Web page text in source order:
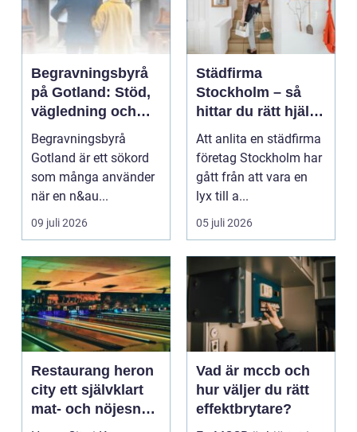
Begravningsbyrå
på Gotland: Stöd,
vägledning och
trygga val
Begravningsbyrå
Gotland är ett sökord
som många använder
när en n&au...
09 juli 2026
Städfirma
Stockholm – så
hittar du rätt hjälp
för hem och
företag
Att anlita en städfirma
företag Stockholm har
gått från att vara en
lyx till a...
05 juli 2026
Restaurang heron
city ett självklart
mat- och nöjesnav
i kungens kurva
Vad är mccb och
hur väljer du rätt
effektbrytare?